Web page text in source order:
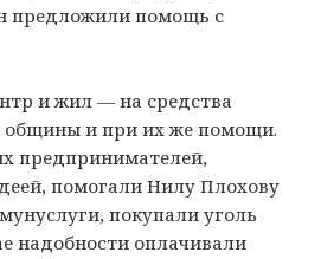
предложили помощь с
и жил — на средства
общины и при их же помощи.
предпринимателей,
помогали Нилу Плохову
покупали уголь
надобности оплачивали